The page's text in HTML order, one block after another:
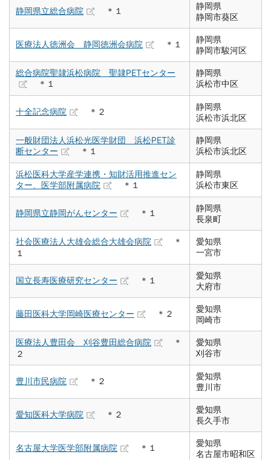
静岡県立総合病院 ＊１
静岡県
静岡市葵区
医療法人徳洲会 静岡徳洲会病院 ＊１
静岡県
静岡市駿河区
総合病院聖隷浜松病院 聖隷PETセンター
＊１
静岡県
浜松市中区
十全記念病院 ＊２
静岡県
浜松市浜北区
一般財団法人浜松光医学財団 浜松PET診
断センター
＊１
静岡県
浜松市浜北区
浜松医科大学産学連携・知財活用推進セン
ター、医学部附属病院
＊１
静岡県
浜松市東区
静岡県立静岡がんセンター ＊１
静岡県
長泉町
社会医療法人大雄会総合大雄会病院
＊
１
愛知県
一宮市
国立長寿医療研究センター ＊１
愛知県
大府市
藤田医科大学岡崎医療センター ＊２
愛知県
岡崎市
医療法人豊田会 刈谷豊田総合病院
＊
２
愛知県
刈谷市
豊川市民病院 ＊２
愛知県
豊川市
愛知医科大学病院 ＊２
愛知県
長久手市
名古屋大学医学部附属病院 ＊１
愛知県
名古屋市昭和区